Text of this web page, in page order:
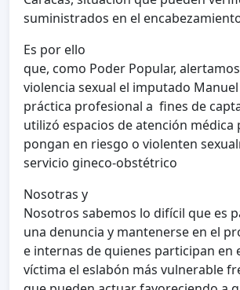
suministrados en el
Es por ello
que, como Poder Popular,
violencia sexual el imputado
práctica profesional a fines de
utilizó espacios de atención
pongan en riesgo o violenten
servicio gineco-obstétrico
Nosotras y
Nosotros sabemos lo difícil que es
una denuncia y mantenerse en el
e internas de quienes participan
víctima el eslabón más vulnerable